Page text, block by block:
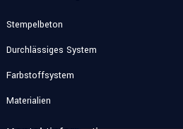
Stempelbeton
Durchlässiges System
Farbstoffsystem
Materialien